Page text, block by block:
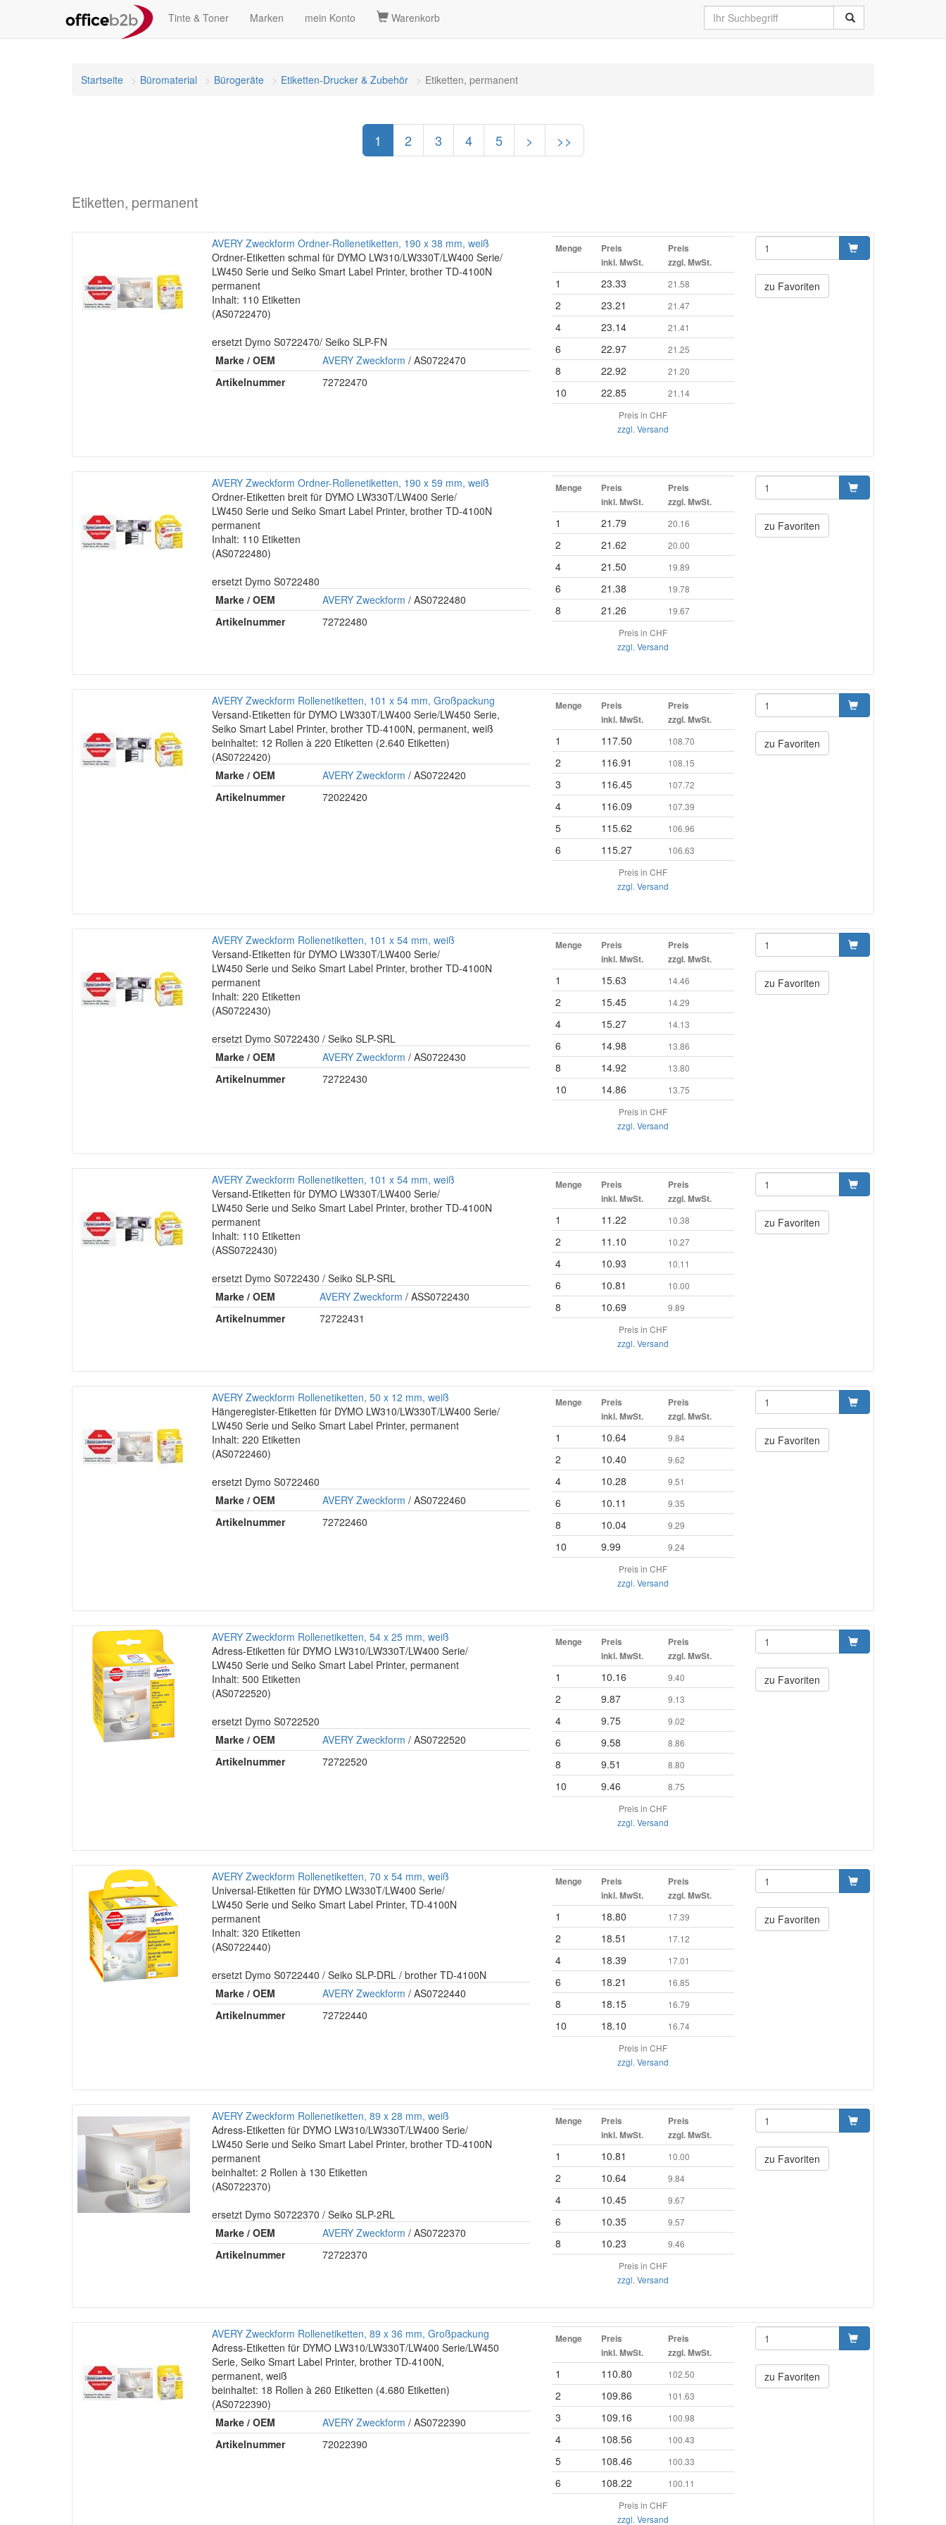
Tinte & Toner Marken mein Konto Warenkorb
Startseite Büromaterial Bürogeräte Etiketten-Drucker & Zubehör Etiketten, permanent
1 2 3 4 5 > >>
Etiketten, permanent
AVERY Zweckform Ordner-Rollenetiketten, 190 x 38 mm, weiß
Ordner-Etiketten schmal für DYMO LW310/LW330T/LW400 Serie/
LW450 Serie und Seiko Smart Label Printer, brother TD-4100N
permanent
Inhalt: 110 Etiketten
(AS0722470)
ersetzt Dymo S0722470/ Seiko SLP-FN
Marke / OEM
AVERY Zweckform / AS0722470
Artikelnummer
72722470
Menge
Preis
inkl. MwSt.
Preis
zzgl. MwSt.
1 23.33 21.58
2 23.21 21.47
4 23.14 21.41
6 22.97 21.25
8 22.92 21.20
10 22.85
21.14
Preis in CHF
zzgl. Versand
zu Favoriten
AVERY Zweckform Ordner-Rollenetiketten, 190 x 59 mm, weiß
Ordner-Etiketten breit für DYMO LW330T/LW400 Serie/
LW450 Serie und Seiko Smart Label Printer, brother TD-4100N
permanent
Inhalt: 110 Etiketten
(AS0722480)
ersetzt Dymo S0722480
Marke / OEM
AVERY Zweckform / AS0722480
Artikelnummer
72722480
Menge
Preis
inkl. MwSt.
Preis
zzgl. MwSt.
1 21.79 20.16
2 21.62 20.00
4 21.50 19.89
6 21.38 19.78
8 21.26
19.67
Preis in CHF
zzgl. Versand
zu Favoriten
AVERY Zweckform Rollenetiketten, 101 x 54 mm, Großpackung
Versand-Etiketten für DYMO LW330T/LW400 Serie/LW450 Serie,
Seiko Smart Label Printer, brother TD-4100N, permanent, weiß
beinhaltet: 12 Rollen à 220 Etiketten (2.640 Etiketten)
(AS0722420)
Marke / OEM
AVERY Zweckform / AS0722420
Artikelnummer
72022420
Menge
Preis
inkl. MwSt.
Preis
zzgl. MwSt.
1 117.50 108.70
2 116.91 108.15
3 116.45 107.72
4 116.09 107.39
5 115.62 106.96
6 115.27
106.63
Preis in CHF
zzgl. Versand
zu Favoriten
AVERY Zweckform Rollenetiketten, 101 x 54 mm, weiß
Versand-Etiketten für DYMO LW330T/LW400 Serie/
LW450 Serie und Seiko Smart Label Printer, brother TD-4100N
permanent
Inhalt: 220 Etiketten
(AS0722430)
ersetzt Dymo S0722430 / Seiko SLP-SRL
Marke / OEM
AVERY Zweckform / AS0722430
Artikelnummer
72722430
Menge
Preis
inkl. MwSt.
Preis
zzgl. MwSt.
1 15.63 14.46
2 15.45 14.29
4 15.27 14.13
6 14.98 13.86
8 14.92 13.80
10 14.86
13.75
Preis in CHF
zzgl. Versand
zu Favoriten
AVERY Zweckform Rollenetiketten, 101 x 54 mm, weiß
Versand-Etiketten für DYMO LW330T/LW400 Serie/
LW450 Serie und Seiko Smart Label Printer, brother TD-4100N
permanent
Inhalt: 110 Etiketten
(ASS0722430)
ersetzt Dymo S0722430 / Seiko SLP-SRL
Marke / OEM
AVERY Zweckform / ASS0722430
Artikelnummer
72722431
Menge
Preis
inkl. MwSt.
Preis
zzgl. MwSt.
1 11.22 10.38
2 11.10 10.27
4 10.93 10.11
6 10.81 10.00
8 10.69
9.89
Preis in CHF
zzgl. Versand
zu Favoriten
AVERY Zweckform Rollenetiketten, 50 x 12 mm, weiß
Hängeregister-Etiketten für DYMO LW310/LW330T/LW400 Serie/
LW450 Serie und Seiko Smart Label Printer, permanent
Inhalt: 220 Etiketten
(AS0722460)
ersetzt Dymo S0722460
Marke / OEM
AVERY Zweckform / AS0722460
Artikelnummer
72722460
Menge
Preis
inkl. MwSt.
Preis
zzgl. MwSt.
1 10.64 9.84
2 10.40 9.62
4 10.28 9.51
6 10.11 9.35
8 10.04 9.29
10 9.99
9.24
Preis in CHF
zzgl. Versand
zu Favoriten
AVERY Zweckform Rollenetiketten, 54 x 25 mm, weiß
Adress-Etiketten für DYMO LW310/LW330T/LW400 Serie/
LW450 Serie und Seiko Smart Label Printer, permanent
Inhalt: 500 Etiketten
(AS0722520)
ersetzt Dymo S0722520
Marke / OEM
AVERY Zweckform / AS0722520
Artikelnummer
72722520
Menge
Preis
inkl. MwSt.
Preis
zzgl. MwSt.
1 10.16 9.40
2 9.87 9.13
4 9.75 9.02
6 9.58 8.86
8 9.51 8.80
10 9.46
8.75
Preis in CHF
zzgl. Versand
zu Favoriten
AVERY Zweckform Rollenetiketten, 70 x 54 mm, weiß
Universal-Etiketten für DYMO LW330T/LW400 Serie/
LW450 Serie und Seiko Smart Label Printer, TD-4100N
permanent
Inhalt: 320 Etiketten
(AS0722440)
ersetzt Dymo S0722440 / Seiko SLP-DRL / brother TD-4100N
Marke / OEM
AVERY Zweckform / AS0722440
Artikelnummer
72722440
Menge
Preis
inkl. MwSt.
Preis
zzgl. MwSt.
1 18.80 17.39
2 18.51 17.12
4 18.39 17.01
6 18.21 16.85
8 18.15 16.79
10 18.10
16.74
Preis in CHF
zzgl. Versand
zu Favoriten
AVERY Zweckform Rollenetiketten, 89 x 28 mm, weiß
Adress-Etiketten für DYMO LW310/LW330T/LW400 Serie/
LW450 Serie und Seiko Smart Label Printer, brother TD-4100N
permanent
beinhaltet: 2 Rollen à 130 Etiketten
(AS0722370)
ersetzt Dymo S0722370 / Seiko SLP-2RL
Marke / OEM
AVERY Zweckform / AS0722370
Artikelnummer
72722370
Menge
Preis
inkl. MwSt.
Preis
zzgl. MwSt.
1 10.81 10.00
2 10.64 9.84
4 10.45 9.67
6 10.35 9.57
8 10.23
9.46
Preis in CHF
zzgl. Versand
zu Favoriten
AVERY Zweckform Rollenetiketten, 89 x 36 mm, Großpackung
Adress-Etiketten für DYMO LW310/LW330T/LW400 Serie/LW450
Serie, Seiko Smart Label Printer, brother TD-4100N,
permanent, weiß
beinhaltet: 18 Rollen à 260 Etiketten (4.680 Etiketten)
(AS0722390)
Marke / OEM
AVERY Zweckform / AS0722390
Artikelnummer
72022390
Menge
Preis
inkl. MwSt.
Preis
zzgl. MwSt.
1 110.80 102.50
2 109.86 101.63
3 109.16 100.98
4 108.56 100.43
5 108.46 100.33
6 108.22
100.11
Preis in CHF
zzgl. Versand
zu Favoriten